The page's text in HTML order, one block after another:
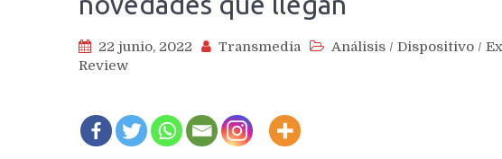
22 junio, 2022 Transmedia Análisis / Dispositivo /
Review